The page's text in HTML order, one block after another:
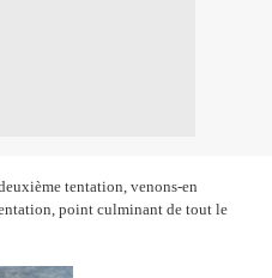
tentation, venons-en
point culminant de tout le